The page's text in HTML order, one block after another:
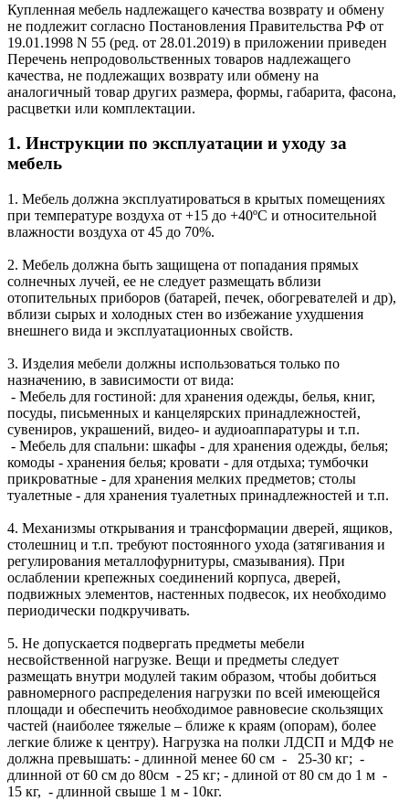
Купленная мебель надлежащего качества возврату и обмену
не подлежит согласно Постановления Правительства РФ от
19.01.1998 N 55 (ред. от 28.01.2019) в приложении приведен
Перечень непродовольственных товаров надлежащего
качества, не подлежащих возврату или обмену на
аналогичный товар других размера, формы, габарита, фасона,
расцветки или комплектации.
1. Инструкции по эксплуатации и уходу за
мебель
1. Мебель должна эксплуатироваться в крытых помещениях
при температуре воздуха от +15 до +40ºС и относительной
влажности воздуха от 45 до 70%.
2. Мебель должна быть защищена от попадания прямых
солнечных лучей, ее не следует размещать вблизи
отопительных приборов (батарей, печек, обогревателей и др),
вблизи сырых и холодных стен во избежание ухудшения
внешнего вида и эксплуатационных свойств.
3. Изделия мебели должны использоваться только по
назначению, в зависимости от вида:
- Мебель для гостиной: для хранения одежды, белья, книг,
посуды, письменных и канцелярских принадлежностей,
сувениров, украшений, видео- и аудиоаппаратуры и т.п.
- Мебель для спальни: шкафы - для хранения одежды, белья;
комоды - хранения белья; кровати - для отдыха; тумбочки
прикроватные - для хранения мелких предметов; столы
туалетные - для хранения туалетных принадлежностей и т.п.
4. Механизмы открывания и трансформации дверей, ящиков,
столешниц и т.п. требуют постоянного ухода (затягивания и
регулирования металлофурнитуры, смазывания). При
ослаблении крепежных соединений корпуса, дверей,
подвижных элементов, настенных подвесок, их необходимо
периодически подкручивать.
5. Не допускается подвергать предметы мебели
несвойственной нагрузке. Вещи и предметы следует
размещать внутри модулей таким образом, чтобы добиться
равномерного распределения нагрузки по всей имеющейся
площади и обеспечить необходимое равновесие скользящих
частей (наиболее тяжелые – ближе к краям (опорам), более
легкие ближе к центру). Нагрузка на полки ЛДСП и МДФ не
должна превышать: - длинной менее 60 см - 25-30 кг; -
длинной от 60 см до 80см - 25 кг; - длиной от 80 см до 1 м -
15 кг, - длинной свыше 1 м - 10кг.